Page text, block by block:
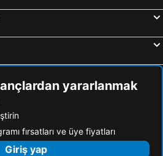
yararlanmak
fırsatları ve üye fiyatları
Giriş yap